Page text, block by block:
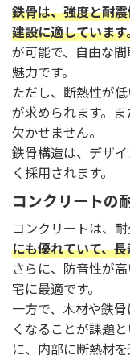
鉄骨は、強度と耐
建設に適しています
が可能で、自由な
魅力です。
ただし、断熱性が
が求められます。
欠かせません。
鉄骨構造は、デザ
く採用されます。
コンクリートの
コンクリートは、
にも優れていて、
さらに、防音性が
宅に最適です。
一方で、木材や鉄
くなることが課題
に、内部に断熱材